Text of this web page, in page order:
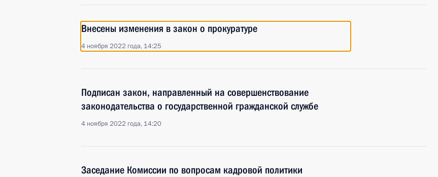
Внесены изменения в закон о прокуратуре
4 ноября 2022 года, 14:25
Подписан закон, направленный на совершенствование
законодательства о государственной гражданской службе
4 ноября 2022 года, 14:20
Заседание Комиссии по вопросам кадровой политики